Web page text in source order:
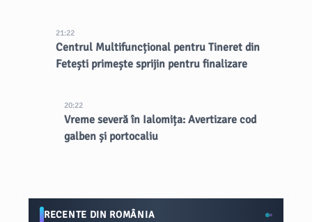
21:22
Centrul Multifuncțional pentru Tineret din
Fetești primește sprijin pentru finalizare
20:22
Vreme severă în Ialomița: Avertizare cod
galben și portocaliu
RECENTE DIN ROMÂNIA